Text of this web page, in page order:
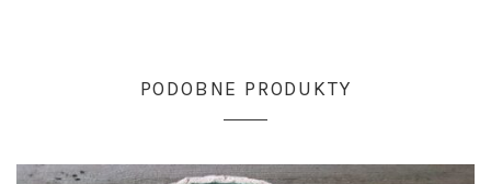
PODOBNE PRODUKTY